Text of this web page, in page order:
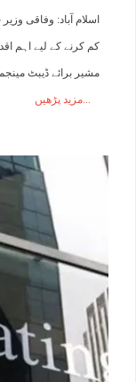
اسلام آباد: وفاقی
کم کرنے کے لیے اہم
مشیر برائے ڈیبٹ
مزید پڑھیں